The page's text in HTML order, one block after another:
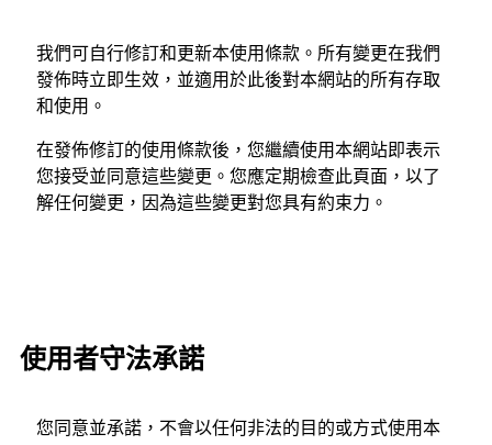
我們可自行修訂和更新本使用條款。所有變更在我們
發佈時立即生效，並適用於此後對本網站的所有存取
和使用。
在發佈修訂的使用條款後，您繼續使用本網站即表示
您接受並同意這些變更。您應定期檢查此頁面，以了
解任何變更，因為這些變更對您具有約束力。
使用者守法承諾
您同意並承諾，不會以任何非法的目的或方式使用本